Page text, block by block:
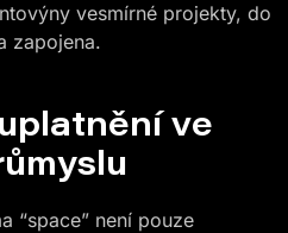
vesmírné projekty, do
zapojena.
ve
“space” není pouze